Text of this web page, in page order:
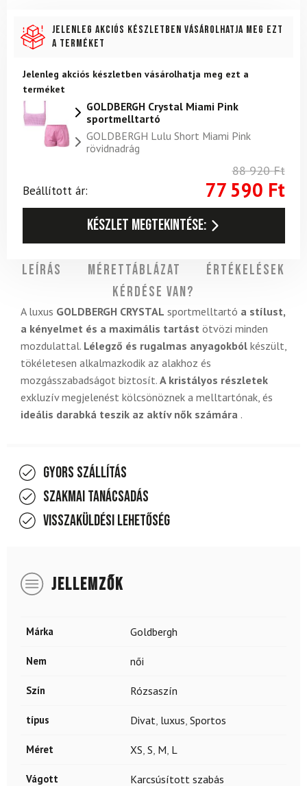
Jelenleg akciós készletben vásárolhatja meg ezt
a terméket
Jelenleg akciós készletben vásárolhatja meg ezt a
terméket
GOLDBERGH Crystal Miami Pink
sportmelltartó
GOLDBERGH Lulu Short Miami Pink
rövidnadrág
88 920Ft
Beállított ár:
77 590 Ft
Készlet megtekintése:
Leírás Mérettáblázat
Értékelések
Kérdése van?
A luxus GOLDBERGH CRYSTAL sportmelltartó a stílust,
a kényelmet és a maximális tartást ötvözi minden
mozdulattal. Lélegző és rugalmas anyagokból készült,
tökéletesen alkalmazkodik az alakhoz és
mozgásszabadságot biztosít. A kristályos részletek
exkluzív megjelenést kölcsönöznek a melltartónak, és
ideális darabká teszik az aktív nők számára .
Gyors szállítás
Szakmai tanácsadás
Visszaküldési lehetőség
JELLEMZŐK
Márka Goldbergh
Nem női
Szín Rózsaszín
típus Divat luxus Sportos
Méret XS S M L
Vágott Karcsúsított szabás